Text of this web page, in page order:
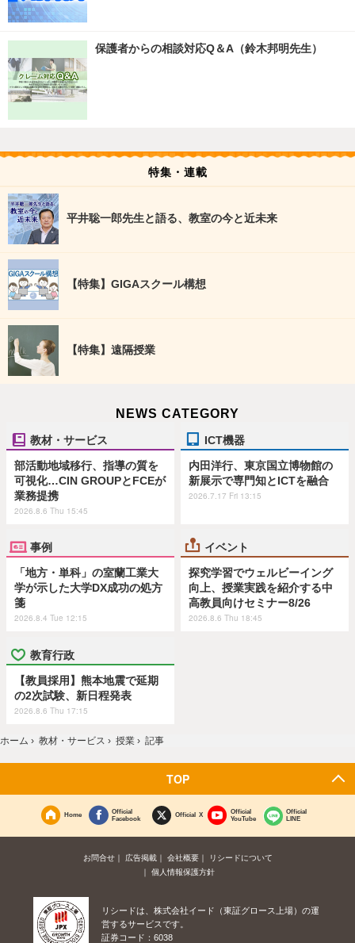
保護者からの相談対応Q＆A（鈴木邦明先生）
特集・連載
平井聡一郎先生と語る、教室の今と近未来
【特集】GIGAスクール構想
【特集】遠隔授業
NEWS CATEGORY
教材・サービス
部活動地域移行、指導の質を
可視化…CIN GROUPとFCEが
業務提携
2026.8.6 Thu 15:45
ICT機器
内田洋行、東京国立博物館の
新展示で専門知とICTを融合
2026.7.17 Fri 13:15
事例
「地方・単科」の室蘭工業大
学が示した大学DX成功の処方
箋
2026.8.4 Tue 12:15
イベント
探究学習でウェルビーイング
向上、授業実践を紹介する中
高教員向けセミナー8/26
2026.8.6 Thu 18:45
教育行政
【教員採用】熊本地震で延期
の2次試験、新日程発表
2026.8.6 Thu 17:15
ホーム › 教材・サービス › 授業 › 記事
TOP
Home
Official
Facebook
Official X
Official
YouTube
Official
LINE
お問合せ 広告掲載 会社概要
リシードについて
個人情報保護方針
リシードは、株式会社イード（東証グロース上場）の運
営するサービスです。
証券コード：6038